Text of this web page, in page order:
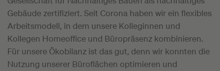
Gebäude zertifiziert. Seit Corona haben wir ein flexibles
Arbeitsmodell, in dem unsere Kolleginnen und
Kollegen Homeoffice und Büropräsenz kombinieren.
Für unsere Ökobilanz ist das gut, denn wir konnten die
Nutzung unserer Büroflächen optimieren und